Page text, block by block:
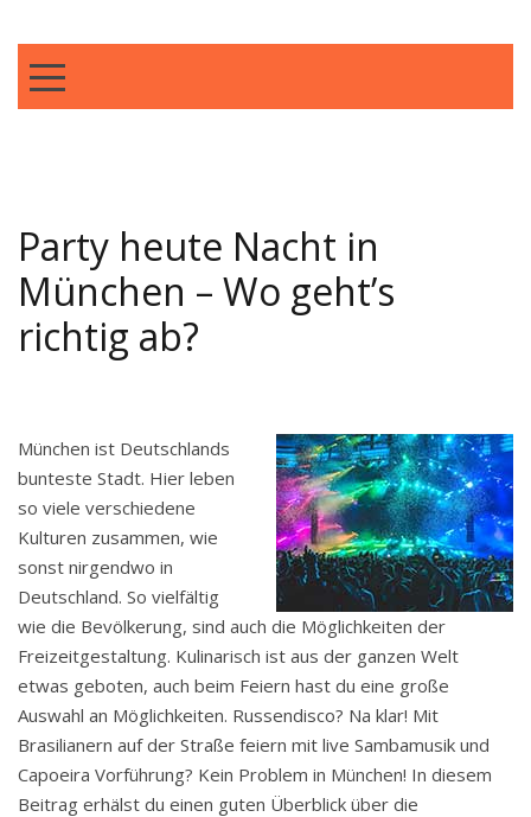
contentSpektakel in München
Bars und Clubs in München
TOGGLE MOBILE MENU
Party heute Nacht in
München – Wo geht’s
richtig ab?
München ist Deutschlands
bunteste Stadt. Hier leben
so viele verschiedene
Kulturen zusammen, wie
sonst nirgendwo in
Deutschland. So vielfältig
wie die Bevölkerung, sind auch die Möglichkeiten der
Freizeitgestaltung. Kulinarisch ist aus der ganzen Welt
etwas geboten, auch beim Feiern hast du eine große
Auswahl an Möglichkeiten. Russendisco? Na klar! Mit
Brasilianern auf der Straße feiern mit live Sambamusik und
Capoeira Vorführung? Kein Problem in München! In diesem
Beitrag erhälst du einen guten Überblick über die